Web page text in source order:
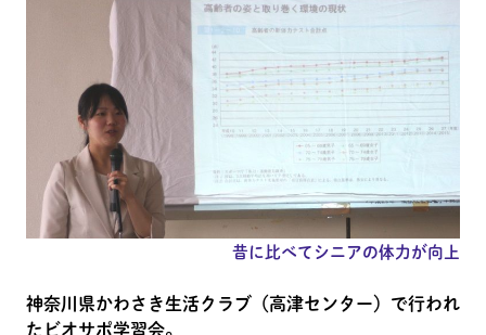
昔に比べてシニアの体力が向上
神奈川県かわさき生活クラブ（高津センター）で行われ
たビオサポ学習会。